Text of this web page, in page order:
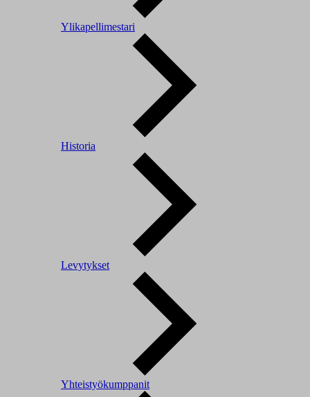
Ylikapellimestari
Historia
Levytykset
Yhteistyökumppanit